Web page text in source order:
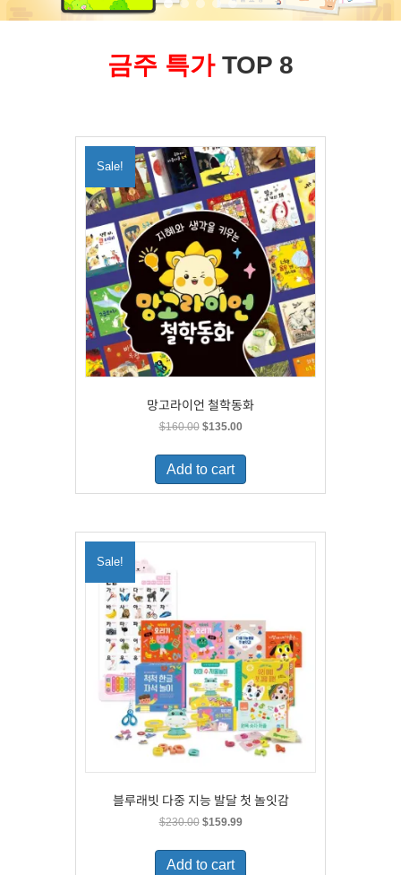
금주 특가 TOP 8
Sale!
망고라이언 철학동화
$160.00 Original
was:
$160.00.
$135.00Current
is:
Add to cart
Sale!
블루래빗 다중 지능 발달 첫 놀잇감
$230.00 Original
was:
$230.00.
$159.99Current
is:
Add to cart